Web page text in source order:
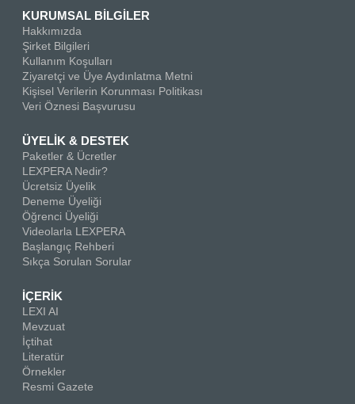
KURUMSAL BİLGİLER
Hakkımızda
Şirket Bilgileri
Kullanım Koşulları
Ziyaretçi ve Üye Aydınlatma Metni
Kişisel Verilerin Korunması Politikası
Veri Öznesi Başvurusu
ÜYELİK & DESTEK
Paketler & Ücretler
LEXPERA Nedir?
Ücretsiz Üyelik
Deneme Üyeliği
Öğrenci Üyeliği
Videolarla LEXPERA
Başlangıç Rehberi
Sıkça Sorulan Sorular
İÇERİK
LEXI AI
Mevzuat
İçtihat
Literatür
Örnekler
Resmi Gazete